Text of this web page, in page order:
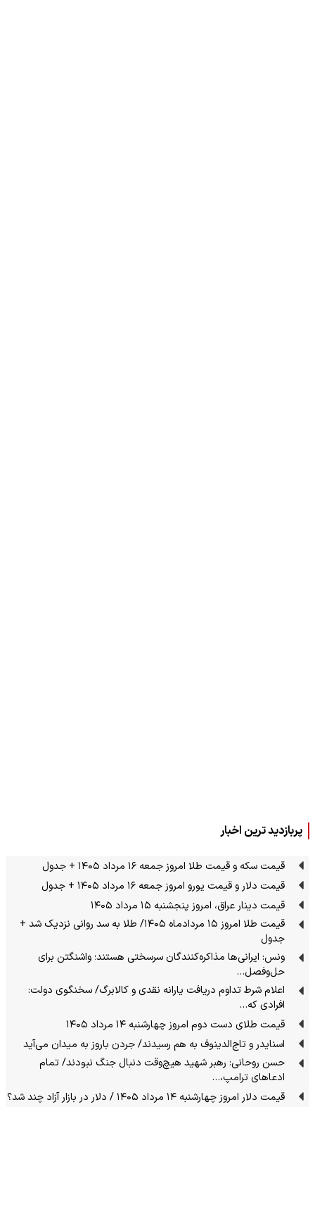
پربازدید ترین اخبار
قیمت سکه و قیمت طلا امروز جمعه ۱۶ مرداد ۱۴۰۵ + جدول
قیمت دلار و قیمت یورو امروز جمعه ۱۶ مرداد ۱۴۰۵ + جدول
قیمت دینار عراق، امروز پنجشنبه ۱۵ مرداد ۱۴۰۵
قیمت طلا امروز ۱۵ مردادماه ۱۴۰۵/ طلا به سد روانی نزدیک شد +
جدول
ونس: ایرانی‌ها مذاکره‌کنندگان سرسختی هستند؛ واشنگتن برای
حل‌وفصل…
اعلام شرط تداوم دریافت یارانه نقدی و کالابرگ/ سخنگوی دولت:
افرادی که…
قیمت طلای دست دوم امروز چهارشنبه ۱۴ مرداد ۱۴۰۵
اسنایدر و تاج‌الدینوف به هم رسیدند/ جردن باروز به میدان می‌آید
حسن روحانی: رهبر شهید هیچ‌وقت دنبال جنگ نبودند/ تمام
ادعاهای ترامپ،…
قیمت دلار امروز چهارشنبه ۱۴ مرداد ۱۴۰۵ / دلار در بازار آزاد چند شد؟